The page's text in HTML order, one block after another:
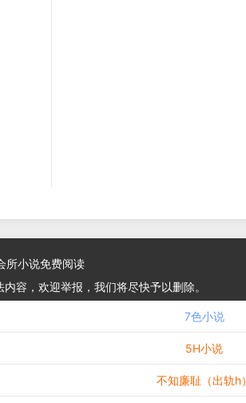
所小说免费阅读
容，欢迎举报，我们将尽快予以删除。
7色小说
5H小说
不知廉耻（出轨h）